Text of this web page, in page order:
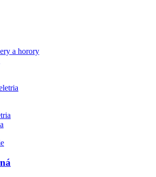
a horory